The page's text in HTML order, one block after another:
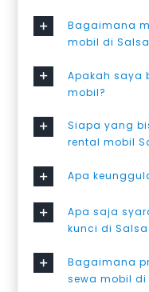
Bagaimana
mobil di
Apakah saya
mobil?
Siapa yang
rental mobil
Apa
Apa saja
kunci di
Bagaimana
sewa mobil